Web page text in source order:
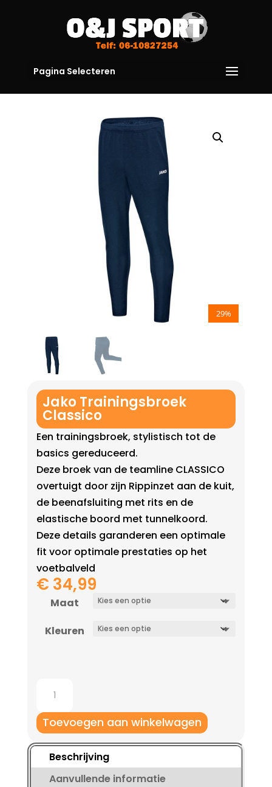
Pagina Selecteren
29%
Jako Trainingsbroek
Classico
Een trainingsbroek, stylistisch tot de
basics gereduceerd.
Deze broek van de teamline CLASSICO
overtuigt door zijn Rippinzet aan de kuit,
de beenafsluiting met rits en de
elastische boord met tunnelkoord.
Deze details garanderen een optimale
fit voor optimale prestaties op het
voetbalveld
€ 34,99
Maat
Kleuren
Trainingsbroek
Classico
aantal
Toevoegen aan winkelwagen
Beschrijving
Aanvullende informatie